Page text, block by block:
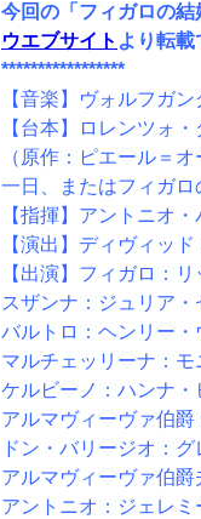
今回の「フィガロの結
ウエブサイト より転載
*****************
【音楽】ヴォルフガ
【台本】ロレンツォ
（原作：ピエール＝
一日、またはフィガロ
【指揮】アントニオ
【演出】ディヴィッ
【出演】フィガロ：
スザンナ：ジュリア・
バルトロ：ヘンリー・
マルチェッリーナ：モ
ケルビーノ：ハンナ・
アルマヴィーヴァ伯
ドン・バリージオ：
アルマヴィーヴァ伯
アントニオ：ジェレミ